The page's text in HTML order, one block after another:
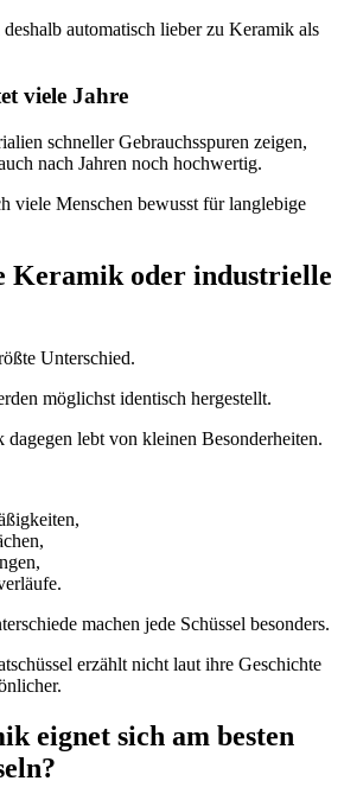
automatisch lieber zu Keramik als
viele Jahre
schneller Gebrauchsspuren zeigen,
nach Jahren noch hochwertig.
viele Menschen bewusst für langlebige
Keramik oder industrielle
Unterschied.
möglichst identisch hergestellt.
lebt von kleinen Besonderheiten.
machen jede Schüssel besonders.
erzählt nicht laut ihre Geschichte
eignet sich am besten